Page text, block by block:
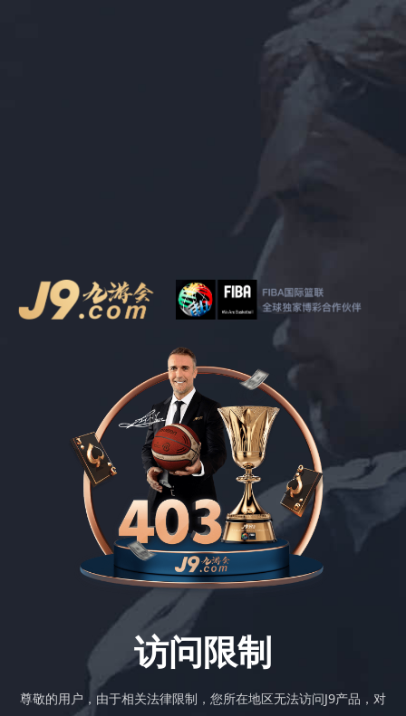
访问限制
尊敬的用户，由于相关法律限制，您所在地区无法访问J9产品，对